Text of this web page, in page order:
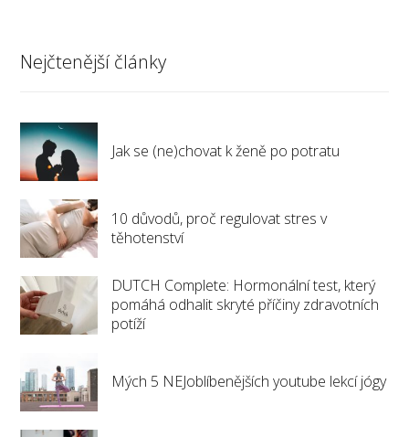
Nejčtenější články
Jak se (ne)chovat k ženě po potratu
10 důvodů, proč regulovat stres v
těhotenství
DUTCH Complete: Hormonální test, který
pomáhá odhalit skryté příčiny zdravotních
potíží
Mých 5 NEJoblíbenějších youtube lekcí jógy